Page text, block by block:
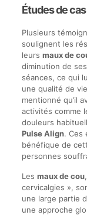
Études de
Plusieurs
soulignent les
leurs maux de
diminution de
séances, ce qui
une qualité de
mentionné qu’il
activités comme
douleurs
Pulse Align. Ces
bénéfique de
personnes
Les maux de cou
cervicalgies »,
une large partie
une approche